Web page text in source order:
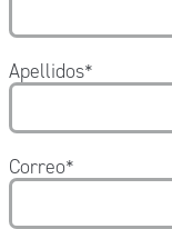
Apellidos*
Correo*